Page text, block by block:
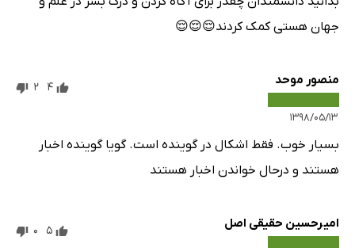
جهان هستی کمک کردند😌😌😌
منصور موحد
۱۳۹۸/۰۵/۱۳
4
2
بسیار خوب. فقط اشکال در گوینده است. گویا گوینده اخبار
هستند و درحال خواندن اخبار هستند
امیرحسین حقیقی اصل 5
0